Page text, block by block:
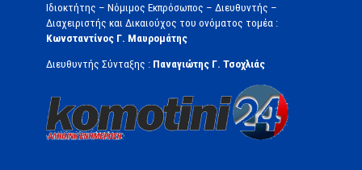
Ιδιοκτήτης – Νόμιμος Εκπρόσωπος – Διευθυντής –
Διαχειριστής και Δικαιούχος του ονόματος τομέα :
Κωνσταντίνος Γ. Μαυρομάτης
Διευθυντής Σύνταξης : Παναγιώτης Γ. Τσοχλιάς